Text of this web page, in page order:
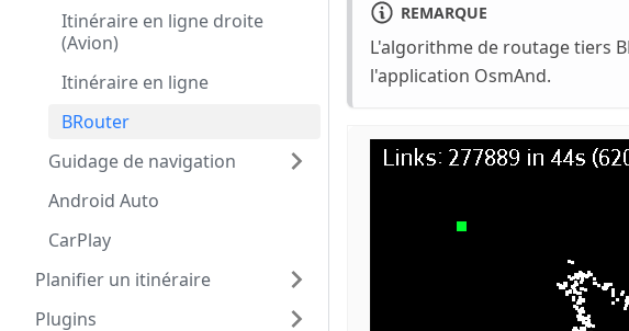
Itinéraire en ligne droite
(Avion)
Itinéraire en ligne
BRouter
Guidage de navigation
Android Auto
CarPlay
Planifier un itinéraire
Plugins
REMARQUE
L'algorithme de routage tiers
l'application OsmAnd.